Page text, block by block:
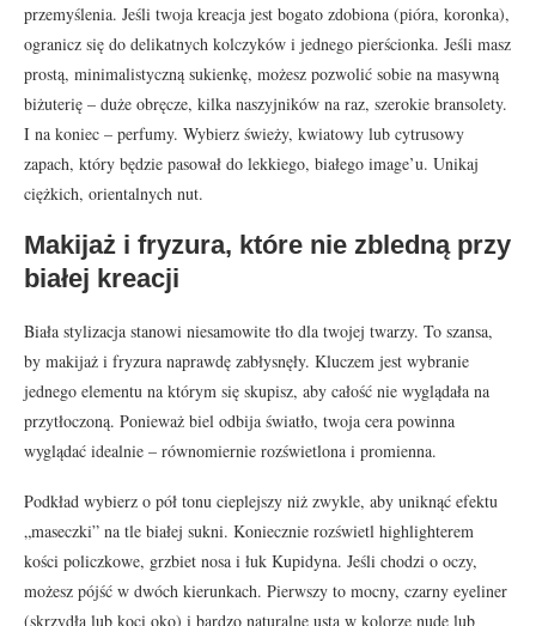
przemyślenia. Jeśli twoja kreacja jest bogato zdobiona (pióra, koronka),
ogranicz się do delikatnych kolczyków i jednego pierścionka. Jeśli masz
prostą, minimalistyczną sukienkę, możesz pozwolić sobie na masywną
biżuterię – duże obręcze, kilka naszyjników na raz, szerokie bransolety.
I na koniec – perfumy. Wybierz świeży, kwiatowy lub cytrusowy
zapach, który będzie pasował do lekkiego, białego image’u. Unikaj
ciężkich, orientalnych nut.
Makijaż i fryzura, które nie zbledną przy
białej kreacji
Biała stylizacja stanowi niesamowite tło dla twojej twarzy. To szansa,
by makijaż i fryzura naprawdę zabłysnęły. Kluczem jest wybranie
jednego elementu na którym się skupisz, aby całość nie wyglądała na
przytłoczoną. Ponieważ biel odbija światło, twoja cera powinna
wyglądać idealnie – równomiernie rozświetlona i promienna.
Podkład wybierz o pół tonu cieplejszy niż zwykle, aby uniknąć efektu
„maseczki” na tle białej sukni. Koniecznie rozświetl highlighterem
kości policzkowe, grzbiet nosa i łuk Kupidyna. Jeśli chodzi o oczy,
możesz pójść w dwóch kierunkach. Pierwszy to mocny, czarny eyeliner
(skrzydła lub koci oko) i bardzo naturalne usta w kolorze nude lub